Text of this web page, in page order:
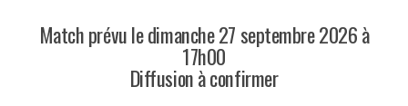
Match prévu le dimanche 27 septembre 2026 à
17h00
Diffusion à confirmer